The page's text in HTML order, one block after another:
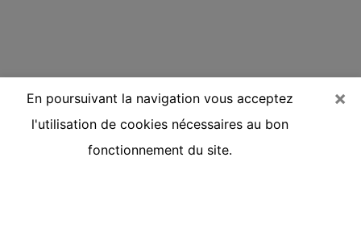
×
En poursuivant la navigation vous acceptez
l'utilisation de cookies nécessaires au bon
fonctionnement du site.